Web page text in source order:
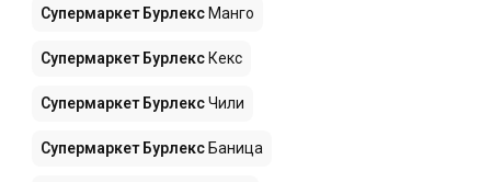
Супермаркет Бурлекс Манго
Супермаркет Бурлекс Кекс
Супермаркет БурлексЧили
Супермаркет Бурлекс Баница